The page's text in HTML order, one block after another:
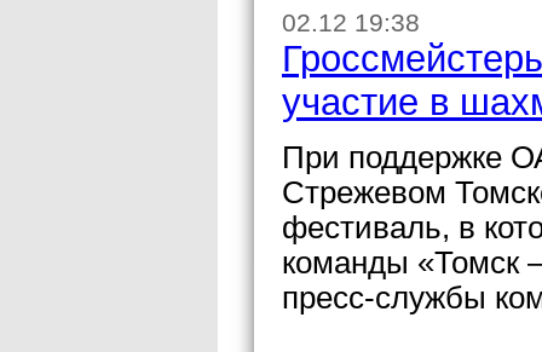
02.12 19:38
участие в
При поддержке
Стрежевом
фестиваль, в
команды «Томск
пресс-службы